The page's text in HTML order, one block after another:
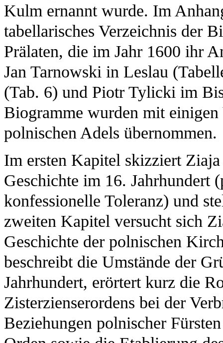
Kulm ernannt wurde. Im
tabellarisches Verzeichnis der
Prälaten, die im Jahr 1600 ihr
Jan Tarnowski in Leslau
(Tab. 6) und Piotr Tylicki im
Biogramme wurden mit
polnischen Adels übernommen.
Im ersten Kapitel skizziert
Geschichte im 16. Jahrhundert
konfessionelle Toleranz) und
zweiten Kapitel versucht sich
Geschichte der polnischen
beschreibt die Umstände der
Jahrhundert, erörtert kurz die
Zisterzienserordens bei der
Beziehungen polnischer